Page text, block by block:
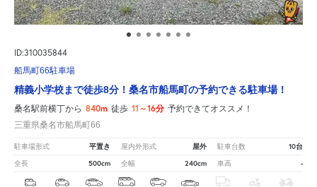
ID:310035844
船馬町66駐車場
精義小学校まで徒歩8分！桑名市船馬町の予約できる駐車場！
桑名駅前横丁から 840m 徒歩 11～16分 予約できてオススメ！
三重県桑名市船馬町66
駐車場形式 平置き 屋内外形式 屋外 駐車台数 10台
全長 500cm 全幅 240cm 車高 -